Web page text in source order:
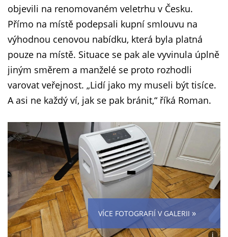
objevili na renomovaném veletrhu v Česku.
Přímo na místě podepsali kupní smlouvu na
výhodnou cenovou nabídku, která byla platná
pouze na místě. Situace se pak ale vyvinula úplně
jiným směrem a manželé se proto rozhodli
varovat veřejnost. „Lidí jako my museli být tisíce.
A asi ne každý ví, jak se pak bránit,“ říká Roman.
VÍCE FOTOGRAFIÍ V GALERII »
i